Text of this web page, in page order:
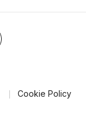
Cookie Policy